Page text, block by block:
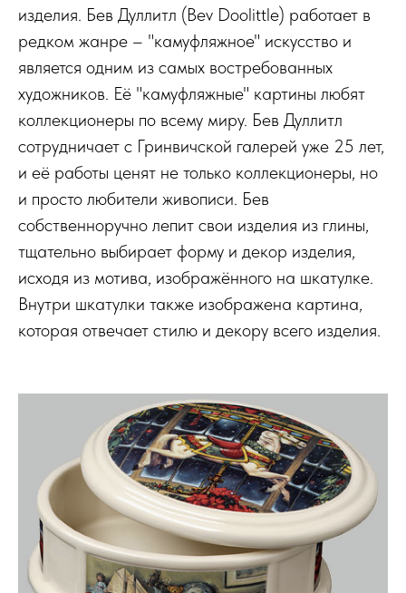
изделия. Бев Дуллитл (Bev Doolittle) работает в
редком жанре – "камуфляжное" искусство и
является одним из самых востребованных
художников. Её "камуфляжные" картины любят
коллекционеры по всему миру. Бев Дуллитл
сотрудничает с Гринвичской галерей уже 25 лет,
и её работы ценят не только коллекционеры, но
и просто любители живописи. Бев
собственноручно лепит свои изделия из глины,
тщательно выбирает форму и декор изделия,
исходя из мотива, изображённого на шкатулке.
Внутри шкатулки также изображена картина,
которая отвечает стилю и декору всего изделия.